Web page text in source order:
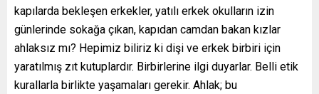
kapılarda bekleşen erkekler, yatılı erkek okulların izin
günlerinde sokağa çıkan, kapıdan camdan bakan kızlar
ahlaksız mı? Hepimiz biliriz ki dişi ve erkek birbiri için
yaratılmış zıt kutuplardır. Birbirlerine ilgi duyarlar. Belli etik
kurallarla birlikte yaşamaları gerekir. Ahlak; bu